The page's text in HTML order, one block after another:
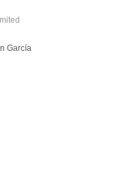
García